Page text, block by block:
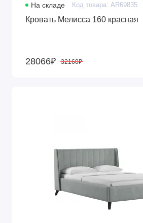
На складе Код товара: AR69835
Кровать Мелисса 160 красная
28066₽ 32160₽